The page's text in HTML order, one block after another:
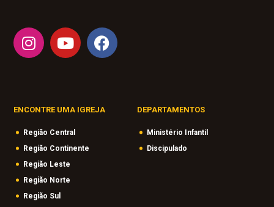
ENCONTRE UMA IGREJA
Região Central
Região Continente
Região Leste
Região Norte
Região Sul
DEPARTAMENTOS
Ministério Infantil
Discipulado